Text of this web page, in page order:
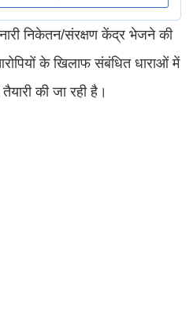
निकेतन/संरक्षण केंद्र भेजने की
के खिलाफ संबंधित धाराओं में
की जा रही है।